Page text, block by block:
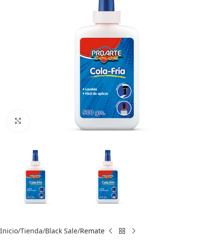
Click to enlarge
Inicio Tienda Black Sale Remate